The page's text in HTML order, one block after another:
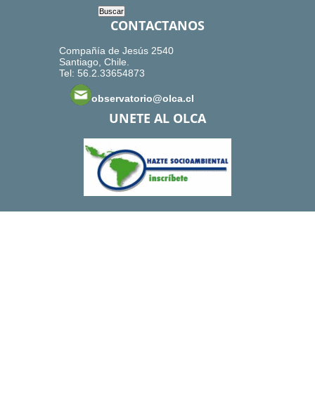
CONTACTANOS
Compañía de Jesús 2540
Santiago, Chile.
Tel: 56.2.33654873
observatorio@olca.cl
UNETE AL OLCA